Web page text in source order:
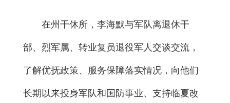
在州干休所，李海默与军队离退休干
部、烈军属、转业复员退役军人交谈交流，
了解优抚政策、服务保障落实情况，向他们
长期以来投身军队和国防事业、支持临夏改